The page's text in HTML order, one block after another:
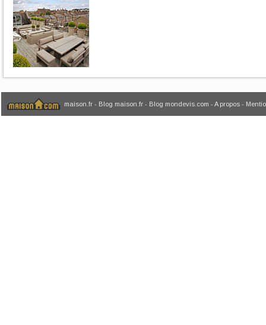
maison.fr - Blog maison.fr - Blog mondevis.com - A propos -